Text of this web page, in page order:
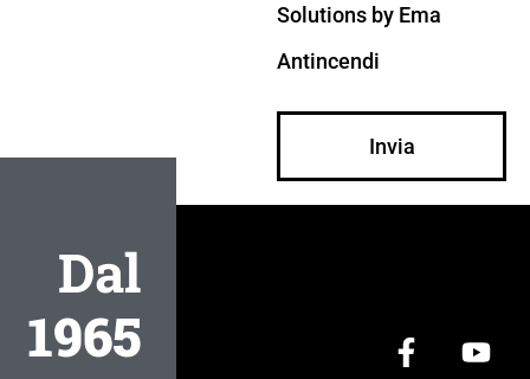
Solutions by Ema
Antincendi
Invia
Dal
1965